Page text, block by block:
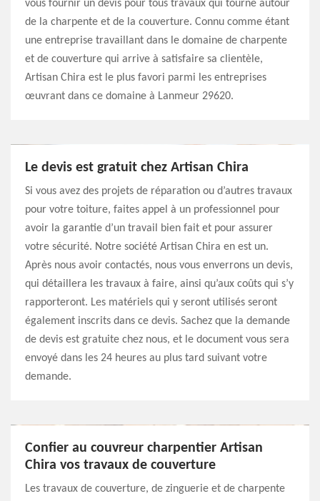
vous fournir un devis pour tous travaux qui tourne autour
de la charpente et de la couverture. Connu comme étant
une entreprise travaillant dans le domaine de charpente
et de couverture qui arrive à satisfaire sa clientèle,
Artisan Chira est le plus favori parmi les entreprises
œuvrant dans ce domaine à Lanmeur 29620.
Le devis est gratuit chez Artisan Chira
Si vous avez des projets de réparation ou d’autres travaux
pour votre toiture, faites appel à un professionnel pour
avoir la garantie d’un travail bien fait et pour assurer
votre sécurité. Notre société Artisan Chira en est un.
Après nous avoir contactés, nous vous enverrons un devis,
qui détaillera les travaux à faire, ainsi qu’aux coûts qui s’y
rapporteront. Les matériels qui y seront utilisés seront
également inscrits dans ce devis. Sachez que la demande
de devis est gratuite chez nous, et le document vous sera
envoyé dans les 24 heures au plus tard suivant votre
demande.
Confier au couvreur charpentier Artisan
Chira vos travaux de couverture
Les travaux de couverture, de zinguerie et de charpente